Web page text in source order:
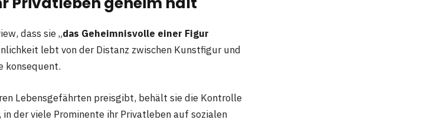
dass sie „das Geheimnisvolle einer Figur
lebt von der Distanz zwischen Kunstfigur und
konsequent.
Lebensgefährten preisgibt, behält sie die Kontrolle
der viele Prominente ihr Privatleben auf sozialen